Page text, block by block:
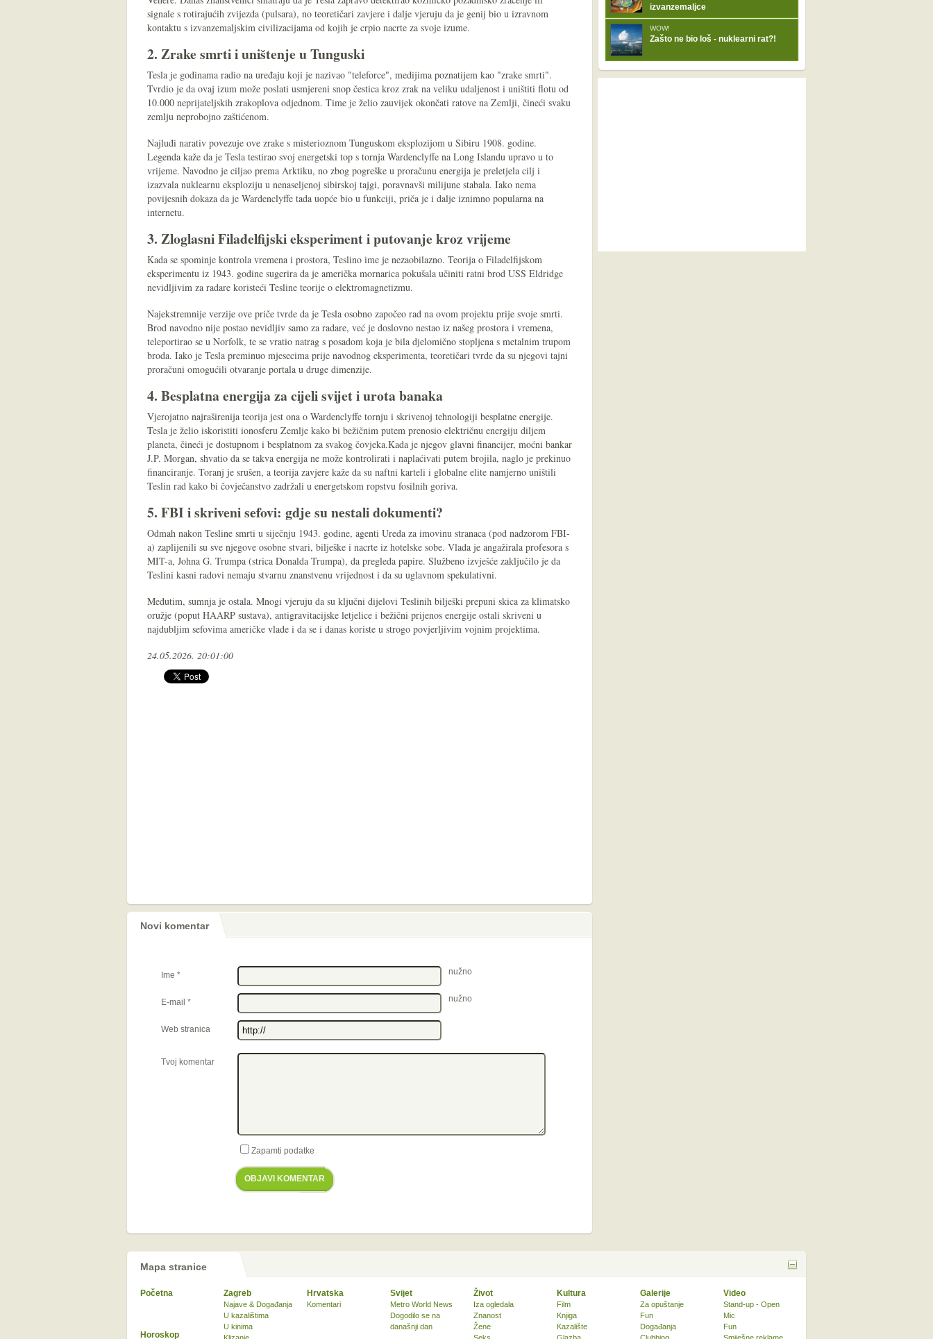
signale s rotirajućih zvijezda (pulsara), no teoretičari zavjere i dalje vjeruju da je genij bio u izravnom
kontaktu s izvanzemaljskim civilizacijama od kojih je crpio nacrte za svoje izume.
2. Zrake smrti i uništenje u Tunguski
Tesla je godinama radio na uređaju koji je nazivao "teleforce", medijima poznatijem kao "zrake smrti".
Tvrdio je da ovaj izum može poslati usmjereni snop čestica kroz zrak na veliku udaljenost i uništiti flotu od
10.000 neprijateljskih zrakoplova odjednom. Time je želio zauvijek okončati ratove na Zemlji, čineći svaku
zemlju neprobojno zaštićenom.
Najluđi narativ povezuje ove zrake s misterioznom Tunguskom eksplozijom u Sibiru 1908. godine.
Legenda kaže da je Tesla testirao svoj energetski top s tornja Wardenclyffe na Long Islandu upravo u to
vrijeme. Navodno je ciljao prema Arktiku, no zbog pogreške u proračunu energija je preletjela cilj i
izazvala nuklearnu eksploziju u nenaseljenoj sibirskoj tajgi, poravnavši milijune stabala. Iako nema
povijesnih dokaza da je Wardenclyffe tada uopće bio u funkciji, priča je i dalje iznimno popularna na
internetu.
3. Zloglasni Filadelfijski eksperiment i putovanje kroz vrijeme
Kada se spominje kontrola vremena i prostora, Teslino ime je nezaobilazno. Teorija o Filadelfijskom
eksperimentu iz 1943. godine sugerira da je američka mornarica pokušala učiniti ratni brod USS Eldridge
nevidljivim za radare koristeći Tesline teorije o elektromagnetizmu.
Najekstremnije verzije ove priče tvrde da je Tesla osobno započeo rad na ovom projektu prije svoje smrti.
Brod navodno nije postao nevidljiv samo za radare, već je doslovno nestao iz našeg prostora i vremena,
teleportirao se u Norfolk, te se vratio natrag s posadom koja je bila djelomično stopljena s metalnim trupom
broda. Iako je Tesla preminuo mjesecima prije navodnog eksperimenta, teoretičari tvrde da su njegovi tajni
proračuni omogućili otvaranje portala u druge dimenzije.
4. Besplatna energija za cijeli svijet i urota banaka
Vjerojatno najraširenija teorija jest ona o Wardenclyffe tornju i skrivenoj tehnologiji besplatne energije.
Tesla je želio iskoristiti ionosferu Zemlje kako bi bežičnim putem prenosio električnu energiju diljem
planeta, čineći je dostupnom i besplatnom za svakog čovjeka.Kada je njegov glavni financijer, moćni bankar
J.P. Morgan, shvatio da se takva energija ne može kontrolirati i naplaćivati putem brojila, naglo je prekinuo
financiranje. Toranj je srušen, a teorija zavjere kaže da su naftni karteli i globalne elite namjerno uništili
Teslin rad kako bi čovječanstvo zadržali u energetskom ropstvu fosilnih goriva.
5. FBI i skriveni sefovi: gdje su nestali dokumenti?
Odmah nakon Tesline smrti u siječnju 1943. godine, agenti Ureda za imovinu stranaca (pod nadzorom FBI-
a) zaplijenili su sve njegove osobne stvari, bilješke i nacrte iz hotelske sobe. Vlada je angažirala profesora s
MIT-a, Johna G. Trumpa (strica Donalda Trumpa), da pregleda papire. Službeno izvješće zaključilo je da
Teslini kasni radovi nemaju stvarnu znanstvenu vrijednost i da su uglavnom spekulativni.
Međutim, sumnja je ostala. Mnogi vjeruju da su ključni dijelovi Teslinih bilješki prepuni skica za klimatsko
oružje (poput HAARP sustava), antigravitacijske letjelice i bežični prijenos energije ostali skriveni u
najdubljim sefovima američke vlade i da se i danas koriste u strogo povjerljivim vojnim projektima.
24.05.2026. 20:01:00
Novi komentar
Ime * nužno
E-mail * nužno
Web stranica
Tvoj komentar
Zapamti podatke
OBJAVI KOMENTAR
izvanzemaljce
WOW!
Zašto ne bio loš - nuklearni rat?!
Mapa stranice
Početna Zagreb
Najave & Događanja
U kazalištima
U kinima
Hrvatska
Komentari
Svijet
Metro World News
Dogodilo se na
današnji dan
Život
Iza ogledala
Znanost
Žene
Kultura
Film
Knjiga
Kazalište
Horoskop
Galerije
Za opuštanje
Fun
Događanja
Video
Stand-up - Open
Mic
Fun